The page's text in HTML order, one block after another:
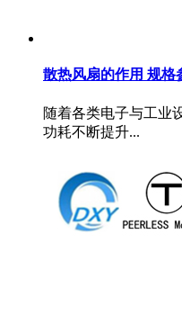
散热风扇的作用 规格
随着各类电子与工业
功耗不断提升...